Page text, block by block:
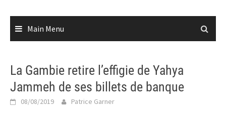
Main Menu
La Gambie retire l’effigie de Yahya
Jammeh de ses billets de banque
08/08/2019 Patrice Garner